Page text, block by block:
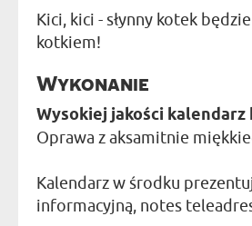
Kici, kici - słynny kotek
kotkiem!
Wykonanie
Wysokiej jakości
Oprawa z aksamitnie
Kalendarz w środku
informacyjną, notes